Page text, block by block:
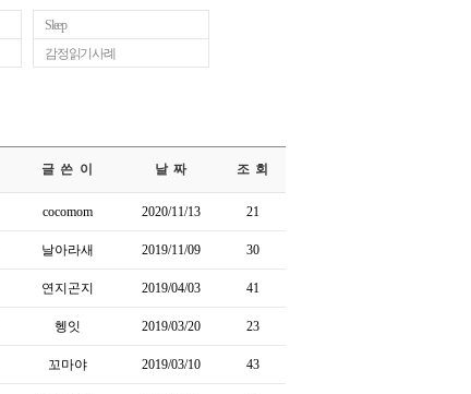
Sleep
감정읽기사례
글 쓴 이 날 짜 조 회
cocomom 2020/11/13 21
날아라새 2019/11/09 30
연지곤지 2019/04/03 41
헹잇 2019/03/20 23
꼬마야 2019/03/10 43